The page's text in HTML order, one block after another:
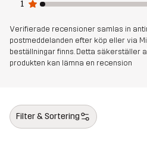
1
Verifierade recensioner samlas in
postmeddelanden efter köp eller via
beställningar finns. Detta säkerställer
produkten kan lämna en recension
Filter & Sortering